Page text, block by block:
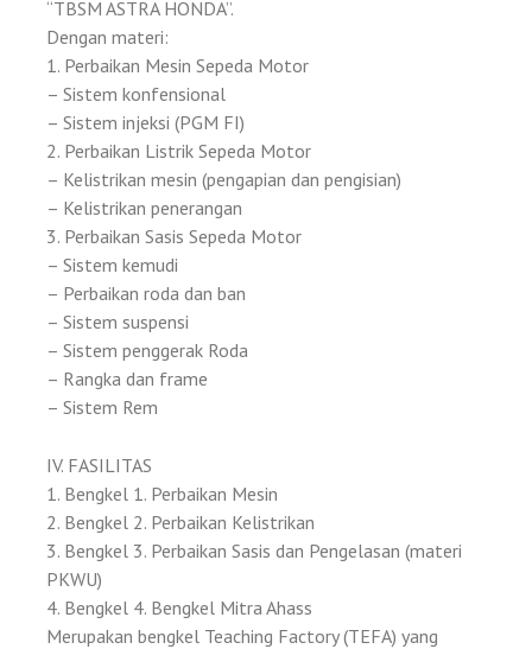
“TBSM ASTRA HONDA”.
Dengan materi:
1. Perbaikan Mesin Sepeda Motor
– Sistem konfensional
– Sistem injeksi (PGM FI)
2. Perbaikan Listrik Sepeda Motor
– Kelistrikan mesin (pengapian dan pengisian)
– Kelistrikan penerangan
3. Perbaikan Sasis Sepeda Motor
– Sistem kemudi
– Perbaikan roda dan ban
– Sistem suspensi
– Sistem penggerak Roda
– Rangka dan frame
– Sistem Rem
IV. FASILITAS
1. Bengkel 1. Perbaikan Mesin
2. Bengkel 2. Perbaikan Kelistrikan
3. Bengkel 3. Perbaikan Sasis dan Pengelasan (materi
PKWU)
4. Bengkel 4. Bengkel Mitra Ahass
Merupakan bengkel Teaching Factory (TEFA) yang